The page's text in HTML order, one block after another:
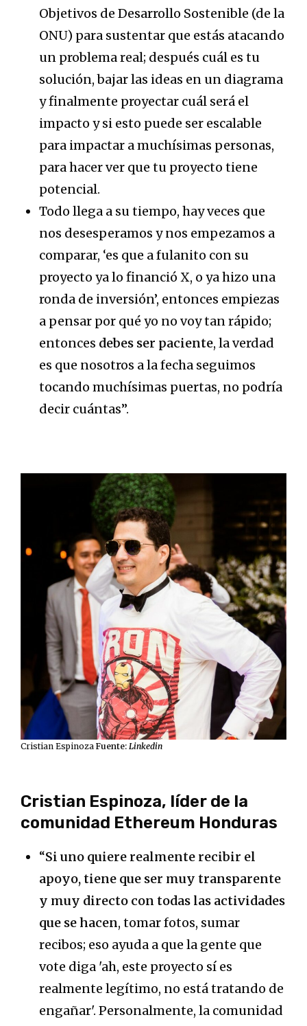
Objetivos de Desarrollo Sostenible (de la
ONU) para sustentar que estás atacando
un problema real; después cuál es tu
solución, bajar las ideas en un diagrama
y finalmente proyectar cuál será el
impacto y si esto puede ser escalable
para impactar a muchísimas personas,
para hacer ver que tu proyecto tiene
potencial.
Todo llega a su tiempo, hay veces que
nos desesperamos y nos empezamos a
comparar, ‘es que a fulanito con su
proyecto ya lo financió X, o ya hizo una
ronda de inversión’, entonces empiezas
a pensar por qué yo no voy tan rápido;
entonces debes ser paciente, la verdad
es que nosotros a la fecha seguimos
tocando muchísimas puertas, no podría
decir cuántas”.
Cristian Espinoza Fuente: Linkedin
Cristian Espinoza, líder de la
comunidad Ethereum Honduras
“Si uno quiere realmente recibir el
apoyo, tiene que ser muy transparente
y muy directo con todas las actividades
que se hacen, tomar fotos, sumar
recibos; eso ayuda a que la gente que
vote diga 'ah, este proyecto sí es
realmente legítimo, no está tratando de
engañar'. Personalmente, la comunidad